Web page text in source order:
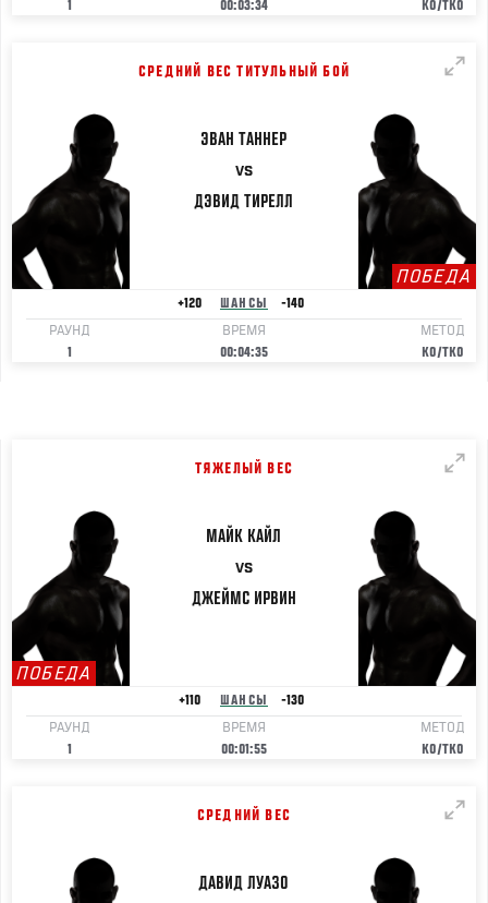
1 00:03:34 KO/TKO
СРЕДНИЙ ВЕС ТИТУЛЬНЫЙ БОЙ
ЭВАН ТАННЕР
VS
ДЭВИД ТИРЕЛЛ
ПОБЕДА
+120 ШАНСЫ
-140
РАУНД
1
ВРЕМЯ
00:04:35
МЕТОД
KO/TKO
ТЯЖЕЛЫЙ ВЕС
ПОБЕДА
МАЙК КАЙЛ
VS
ДЖЕЙМС ИРВИН
+110 ШАНСЫ
-130
РАУНД
1
ВРЕМЯ
00:01:55
МЕТОД
KO/TKO
СРЕДНИЙ ВЕС
ДАВИД ЛУАЗО